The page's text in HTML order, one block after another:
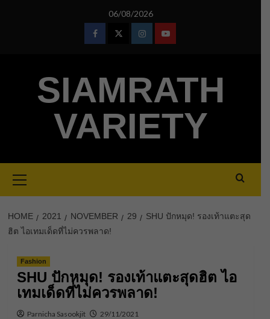
06/08/2026
FacebookTwitterInstagramYoutube
SIAMRATH
VARIETY
Menu
HOME 2021 NOVEMBER 29
SHU ปักหมุด! รองเท้าแตะสุด
ฮิต ไอเทมเด็ดที่ไม่ควรพลาด!
Fashion
SHU ปักหมุด! รองเท้าแตะสุดฮิต ไอ
เทมเด็ดที่ไม่ควรพลาด!
Parnicha Sasookjit 29/11/2021